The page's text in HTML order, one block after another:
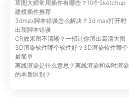
草图大师常用插件有哪些？10个Sketchup
建模插件推荐
3dmax脚本错误怎么解决？3d max打开时
出现脚本错误
CR效果图不清晰？一招让你渲出高清大图
3D渲染软件哪个软件好？3D渲染软件哪个
最简单
离线渲染是什么意思？离线渲染和实时渲染
的本质区别？